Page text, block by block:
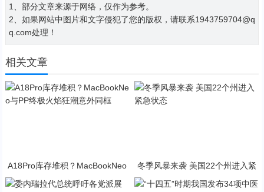
1、部分文章来源于网络，仅作为参考。
2、如果网站中图片和文字侵犯了您的版权，请联系1943759704@q
q.com处理！
相关文章
A18Pro库存堆积？MacBookNeo
与PP终极火焰狂潮意外同框
冬季风暴来袭 美国22个州进入紧
急状态